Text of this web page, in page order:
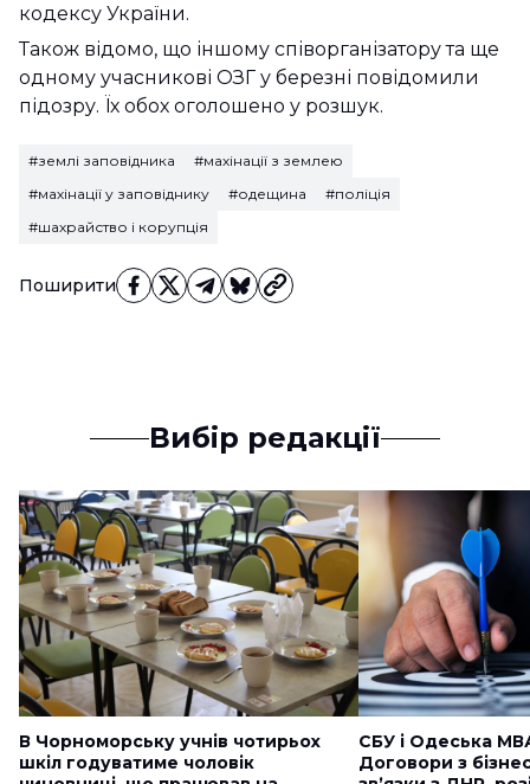
Поширити
кодексу України.
Також відомо, що іншому співорганізатору та ще
одному учасникові ОЗГ у березні повідомили
підозру. Їх обох оголошено у розшук.
#землі заповідника
#махінації з землею
#махінації у заповіднику
#одещина
#поліція
#шахрайство і корупція
Вибір редакції
В Чорноморську учнів чотирьох
шкіл годуватиме чоловік
СБУ і Одеська
Договори з